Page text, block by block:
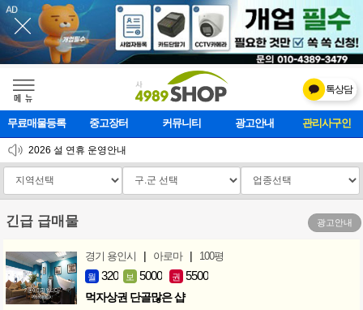
메    뉴
톡상담
무료매물등록 중고장터 커뮤니티 광고안내 마사지클럽
2026 설 연휴 운영안내
[업데이트]모바일 하단 고정메뉴 추가
[업데이트] 개선사항 안내
긴급 급매물 광고안내
경기 용인시 | 아로마 | 100평
월 320 보 5000 권 5500
먹자상권 단골많은 샵